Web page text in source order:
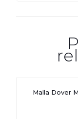
Malla Dover